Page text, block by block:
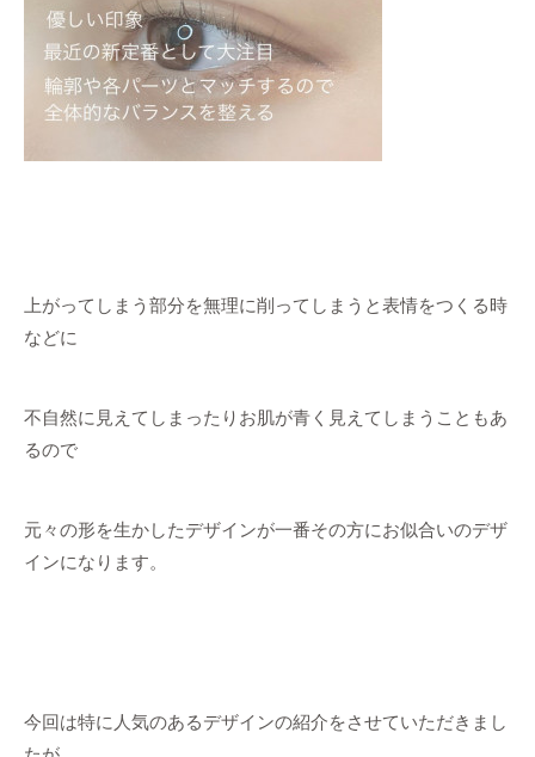
上がってしまう部分を無理に削ってしまうと表情をつくる時
などに
不自然に見えてしまったりお肌が青く見えてしまうこともあ
るので
元々の形を生かしたデザインが一番その方にお似合いのデザ
インになります。
今回は特に人気のあるデザインの紹介をさせていただきまし